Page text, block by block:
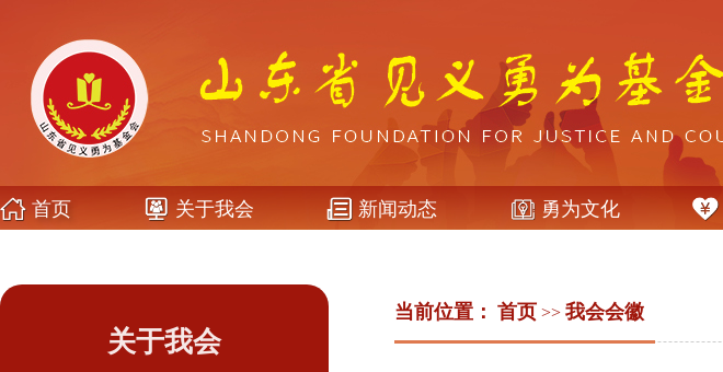
首页 关于我会 新闻动态 勇为文化
当前位置： 首页 >> 我会会徽
关于我会